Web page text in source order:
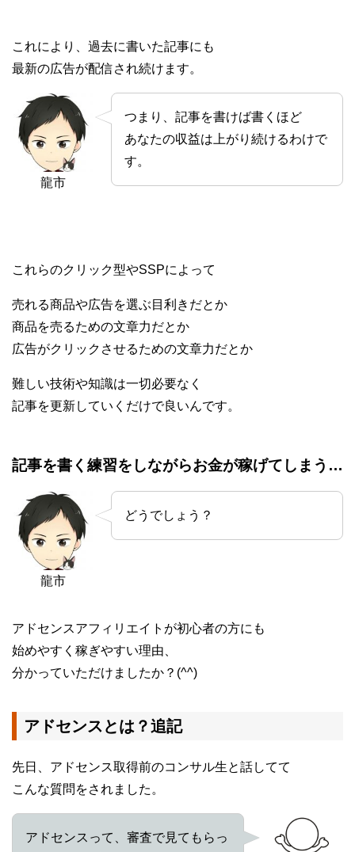
これにより、過去に書いた記事にも
最新の広告が配信され続けます。
龍市
つまり、記事を書けば書くほど
あなたの収益は上がり続けるわけで
す。
これらのクリック型やSSPによって
売れる商品や広告を選ぶ目利きだとか
商品を売るための文章力だとか
広告がクリックさせるための文章力だとか
難しい技術や知識は一切必要なく
記事を更新していくだけで良いんです。
記事を書く練習をしながらお金が稼げてしまう…
龍市
どうでしょう？
アドセンスアフィリエイトが初心者の方にも
始めやすく稼ぎやすい理由、
分かっていただけましたか？(^^)
アドセンスとは？追記
先日、アドセンス取得前のコンサル生と話してて
こんな質問をされました。
アドセンスって、審査で見てもらっ